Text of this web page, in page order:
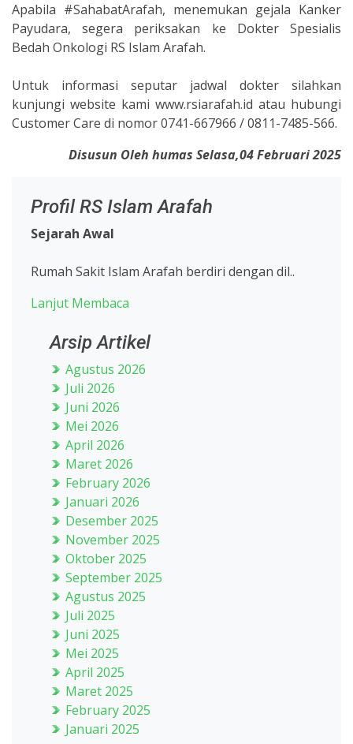
Apabila #SahabatArafah, menemukan gejala Kanker
Payudara, segera periksakan ke Dokter Spesialis
Bedah Onkologi RS Islam Arafah.
Untuk informasi seputar jadwal dokter silahkan
kunjungi website kami www.rsiarafah.id atau hubungi
Customer Care di nomor 0741-667966 / 0811-7485-566.
Disusun Oleh humas Selasa,04 Februari 2025
Profil RS Islam Arafah
Sejarah Awal
Rumah Sakit Islam Arafah berdiri dengan dil..
Lanjut Membaca
Arsip Artikel
Agustus 2026
Juli 2026
Juni 2026
Mei 2026
April 2026
Maret 2026
February 2026
Januari 2026
Desember 2025
November 2025
Oktober 2025
September 2025
Agustus 2025
Juli 2025
Juni 2025
Mei 2025
April 2025
Maret 2025
February 2025
Januari 2025